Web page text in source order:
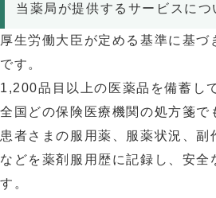
当薬局が提供するサービスにつ
厚生労働大臣が定める基準に基づ
です。
1,200品目以上の医薬品を備蓄し
全国どの保険医療機関の処方箋で
患者さまの服用薬、服薬状況、副
などを薬剤服用歴に記録し、安全
す。